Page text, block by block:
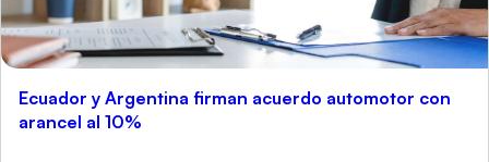
Ecuador y Argentina firman acuerdo automotor con
arancel al 10%